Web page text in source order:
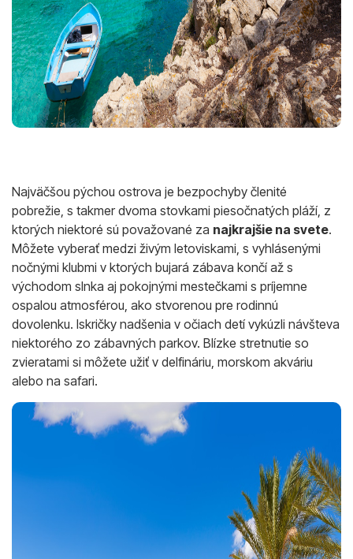
Najväčšou pýchou ostrova je bezpochyby členité
pobrežie, s takmer dvoma stovkami piesočnatých pláží, z
ktorých niektoré sú považované za najkrajšie na svete.
Môžete vyberať medzi živým letoviskami, s vyhlásenými
nočnými klubmi v ktorých bujará zábava končí až s
východom slnka aj pokojnými mestečkami s príjemne
ospalou atmosférou, ako stvorenou pre rodinnú
dovolenku. Iskričky nadšenia v očiach detí vykúzli návšteva
niektorého zo zábavných parkov. Blízke stretnutie so
zvieratami si môžete užiť v delfináriu, morskom akváriu
alebo na safari.